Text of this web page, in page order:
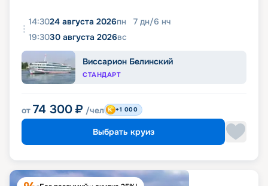
14:3024 августа 2026пн 7 дн/6 нч
19:3030 августа 2026вс
Виссарион Белинский
СТАНДАРТ
от 74 300 ₽ /чел +1 000
Выбрать круиз